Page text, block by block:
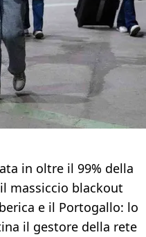
in oltre il 99% della
massiccio blackout
e il Portogallo: lo
il gestore della rete